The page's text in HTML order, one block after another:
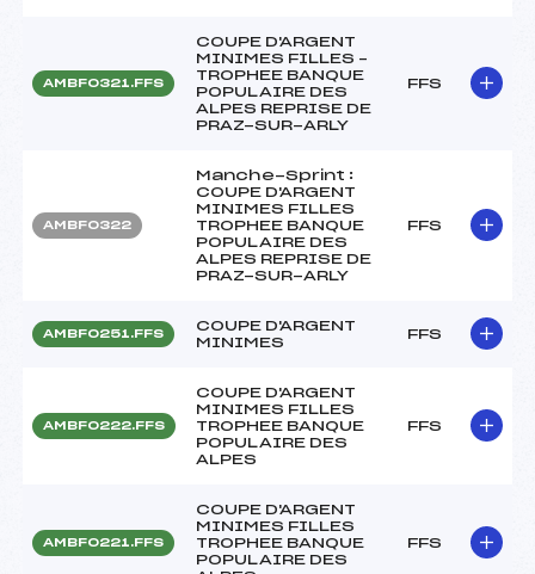
AMBF0321.FFS
COUPE D'ARGENT
MINIMES FILLES –
TROPHEE BANQUE
POPULAIRE DES
ALPES REPRISE DE
PRAZ-SUR-ARLY
FFS
AMBF0322
Manche-Sprint :
COUPE D'ARGENT
MINIMES FILLES
TROPHEE BANQUE
POPULAIRE DES
ALPES REPRISE DE
PRAZ-SUR-ARLY
FFS
AMBF0251.FFS
COUPE D'ARGENT
MINIMES
FFS
AMBF0222.FFS
COUPE D'ARGENT
MINIMES FILLES
TROPHEE BANQUE
POPULAIRE DES
ALPES
FFS
AMBF0221.FFS
COUPE D'ARGENT
MINIMES FILLES
TROPHEE BANQUE
POPULAIRE DES
FFS